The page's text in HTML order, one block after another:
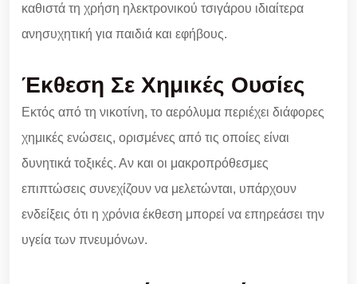
καθιστά τη χρήση ηλεκτρονικού τσιγάρου ιδιαίτερα
ανησυχητική για παιδιά και εφήβους.
Έκθεση Σε Χημικές Ουσίες
Εκτός από τη νικοτίνη, το αερόλυμα περιέχει διάφορες
χημικές ενώσεις, ορισμένες από τις οποίες είναι
δυνητικά τοξικές. Αν και οι μακροπρόθεσμες
επιπτώσεις συνεχίζουν να μελετώνται, υπάρχουν
ενδείξεις ότι η χρόνια έκθεση μπορεί να επηρεάσει την
υγεία των πνευμόνων.